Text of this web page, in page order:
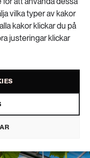
vilka typer av kakor
kakor klickar du på
justeringar klickar
2026